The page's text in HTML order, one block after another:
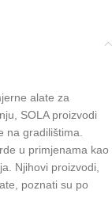
alate za
SOLA proizvodi
na gradilištima.
u primjenama kao
Njihovi proizvodi,
poznati su po